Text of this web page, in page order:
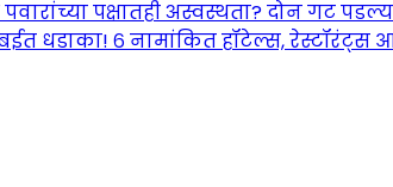
पक्षातही अस्वस्थता? दोन गट
धडाका! ६ नामांकित हॉटेल्स, रेस्टॉरंट्स